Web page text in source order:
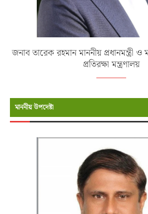
জনাব তারেক রহমান মাননীয় প্রধানমন্ত্রী ও
প্রতিরক্ষা মন্ত্রণালয়
মাননীয় উপদেষ্টা